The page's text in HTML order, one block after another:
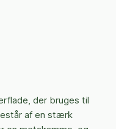
der bruges til
af en stærk